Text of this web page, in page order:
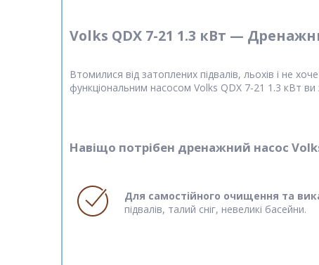
Volks QDX 7-21 1.3 кВт —
Втомилися від затоплених підвалів, льохів і не
функціональним насосом Volks QDX 7-21 1.3 кВт
Навіщо потрібен дренажний насос
Для самостійного очищення та
підвалів, талий сніг, невеликі басейни.